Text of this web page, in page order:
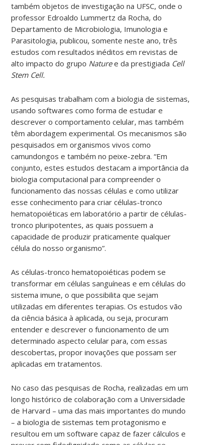
também objetos de investigação na UFSC, onde o
professor Edroaldo Lummertz da Rocha, do
Departamento de Microbiologia, Imunologia e
Parasitologia, publicou, somente neste ano, três
estudos com resultados inéditos em revistas de
alto impacto do grupo Naturee da prestigiada Cell
Stem Cell.
As pesquisas trabalham com a biologia de sistemas,
usando softwares como forma de estudar e
descrever o comportamento celular, mas também
têm abordagem experimental. Os mecanismos são
pesquisados em organismos vivos como
camundongos e também no peixe-zebra. “Em
conjunto, estes estudos destacam a importância da
biologia computacional para compreender o
funcionamento das nossas células e como utilizar
esse conhecimento para criar células-tronco
hematopoiéticas em laboratório a partir de células-
tronco pluripotentes, as quais possuem a
capacidade de produzir praticamente qualquer
célula do nosso organismo”.
As células-tronco hematopoiéticas podem se
transformar em células sanguíneas e em células do
sistema imune, o que possibilita que sejam
utilizadas em diferentes terapias. Os estudos vão
da ciência básica à aplicada, ou seja, procuram
entender e descrever o funcionamento de um
determinado aspecto celular para, com essas
descobertas, propor inovações que possam ser
aplicadas em tratamentos.
No caso das pesquisas de Rocha, realizadas em um
longo histórico de colaboração com a Universidade
de Harvard – uma das mais importantes do mundo
– a biologia de sistemas tem protagonismo e
resultou em um software capaz de fazer cálculos e